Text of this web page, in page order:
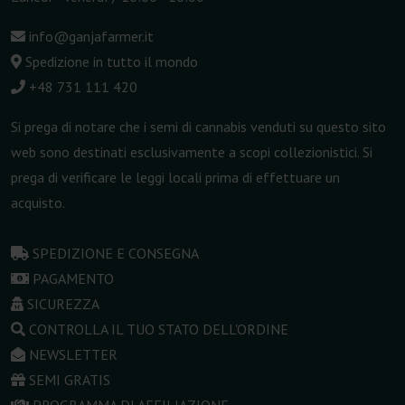
info@ganjafarmer.it
Spedizione in tutto il mondo
+48 731 111 420
Si prega di notare che i semi di cannabis venduti su questo sito
web sono destinati esclusivamente a scopi collezionistici. Si
prega di verificare le leggi locali prima di effettuare un
acquisto.
SPEDIZIONE E CONSEGNA
PAGAMENTO
SICUREZZA
CONTROLLA IL TUO STATO DELL'ORDINE
NEWSLETTER
SEMI GRATIS